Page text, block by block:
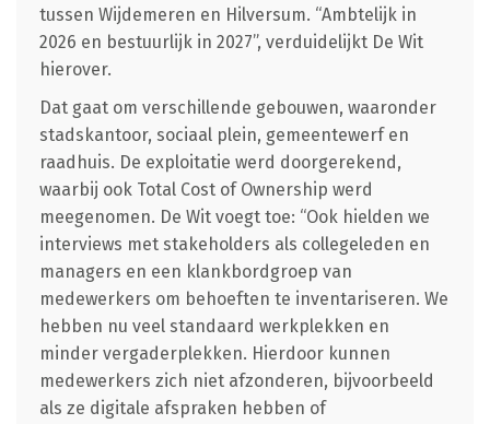
tussen Wijdemeren en Hilversum. “Ambtelijk in
2026 en bestuurlijk in 2027”, verduidelijkt De Wit
hierover.
Dat gaat om verschillende gebouwen, waaronder
stadskantoor, sociaal plein, gemeentewerf en
raadhuis. De exploitatie werd doorgerekend,
waarbij ook Total Cost of Ownership werd
meegenomen. De Wit voegt toe: “Ook hielden we
interviews met stakeholders als collegeleden en
managers en een klankbordgroep van
medewerkers om behoeften te inventariseren. We
hebben nu veel standaard werkplekken en
minder vergaderplekken. Hierdoor kunnen
medewerkers zich niet afzonderen, bijvoorbeeld
als ze digitale afspraken hebben of